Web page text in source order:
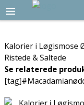
Kalorier i Løgismose
Ristede & Saltede
Se relaterede